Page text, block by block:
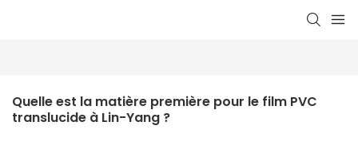
Quelle est la matière première pour le film PVC
translucide à Lin-Yang ?